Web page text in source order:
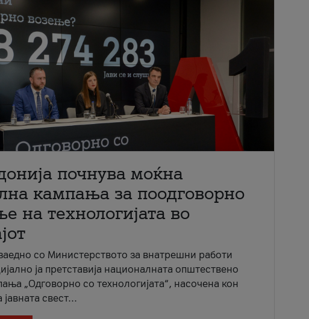
почнува моќна
кампања за поодговорно
на технологијата во
со Министерството за внатрешни работи
ја претставија националната општествено
„Одговорно со технологијата“, насочена кон
свест...